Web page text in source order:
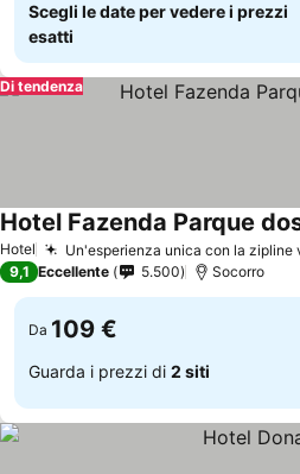
Scegli le date per vedere i prezzi
esatti
Di tendenza
Hotel Un'esperienza unica con la zipline
Hotel Fazenda Parque
9,1 Eccellente 5.500 Socorro
Da 109 €
Guarda i prezzi di 2 siti